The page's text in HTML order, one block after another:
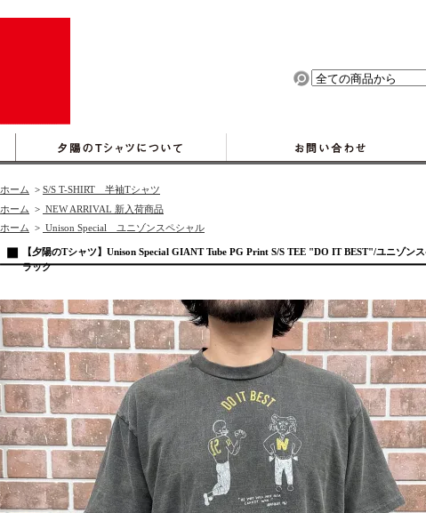
ホーム > S/S T-SHIRT 半袖Tシャツ
ホーム > NEW ARRIVAL 新入荷商品
ホーム > Unison Special ユニゾンスペシャル
【夕陽のTシャツ】Unison Special GIANT Tube PG Print S/S TEE "DO IT BEST"/ユニゾン
ラック